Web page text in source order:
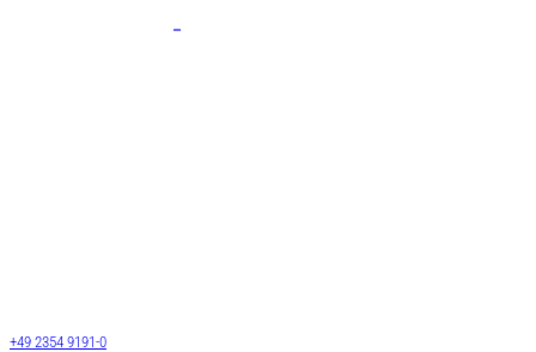
+49 2354 9191-0